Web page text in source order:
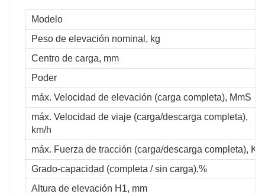
Modelo
Peso de elevación nominal, kg
Centro de carga, mm
Poder
máx. Velocidad de elevación (carga completa), MmS
máx. Velocidad de viaje (carga/descarga completa),
km/h
máx. Fuerza de tracción (carga/descarga completa), Kn
Grado-capacidad (completa / sin carga),%
Altura de elevación H1, mm